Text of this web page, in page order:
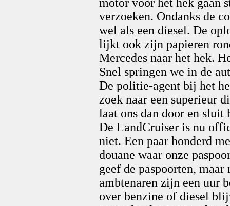
verzoeken. Ondanks de
wel als een diesel. De
lijkt ook zijn papieren
Mercedes naar het hek.
Snel springen we in de
De politie-agent bij het
zoek naar een superieur
laat ons dan door en sluit
De LandCruiser is nu
niet. Een paar honderd
douane waar onze
geef de paspoorten,
ambtenaren zijn een uur
over benzine of diesel